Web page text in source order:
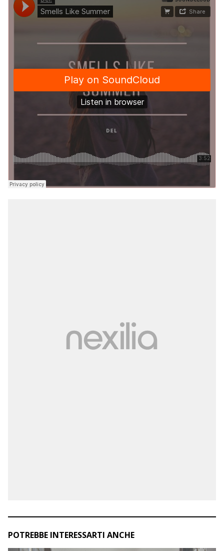
POTREBBE INTERESSARTI ANCHE